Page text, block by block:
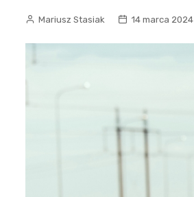
Podróże
Mariusz Stasiak 14 marca 2024